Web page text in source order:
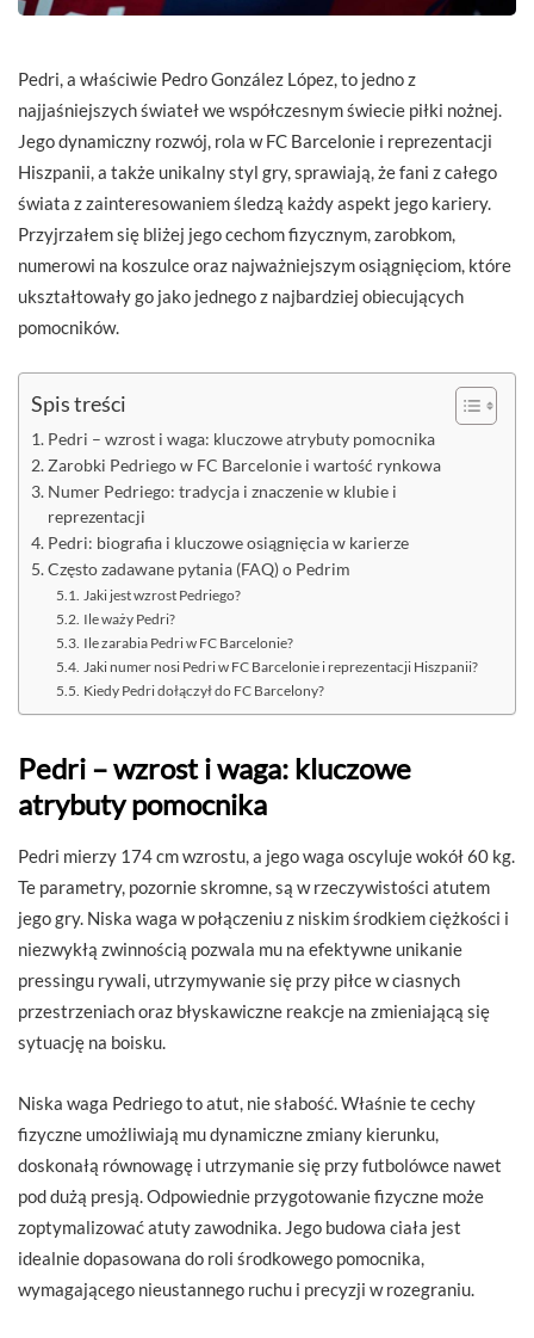
Pedri, a właściwie Pedro González López, to jedno z
najjaśniejszych świateł we współczesnym świecie piłki nożnej.
Jego dynamiczny rozwój, rola w FC Barcelonie i reprezentacji
Hiszpanii, a także unikalny styl gry, sprawiają, że fani z całego
świata z zainteresowaniem śledzą każdy aspekt jego kariery.
Przyjrzałem się bliżej jego cechom fizycznym, zarobkom,
numerowi na koszulce oraz najważniejszym osiągnięciom, które
ukształtowały go jako jednego z najbardziej obiecujących
pomocników.
Spis treści
Pedri – wzrost i waga: kluczowe atrybuty pomocnika
Zarobki Pedriego w FC Barcelonie i wartość rynkowa
Numer Pedriego: tradycja i znaczenie w klubie i
reprezentacji
Pedri: biografia i kluczowe osiągnięcia w karierze
Często zadawane pytania (FAQ) o Pedrim
Jaki jest wzrost Pedriego?
Ile waży Pedri?
Ile zarabia Pedri w FC Barcelonie?
Jaki numer nosi Pedri w FC Barcelonie i reprezentacji Hiszpanii?
Kiedy Pedri dołączył do FC Barcelony?
Pedri – wzrost i waga: kluczowe
atrybuty pomocnika
Pedri mierzy 174 cm wzrostu, a jego waga oscyluje wokół 60 kg.
Te parametry, pozornie skromne, są w rzeczywistości atutem
jego gry. Niska waga w połączeniu z niskim środkiem ciężkości i
niezwykłą zwinnością pozwala mu na efektywne unikanie
pressingu rywali, utrzymywanie się przy piłce w ciasnych
przestrzeniach oraz błyskawiczne reakcje na zmieniającą się
sytuację na boisku.
Niska waga Pedriego to atut, nie słabość. Właśnie te cechy
fizyczne umożliwiają mu dynamiczne zmiany kierunku,
doskonałą równowagę i utrzymanie się przy futbolówce nawet
pod dużą presją. Odpowiednie przygotowanie fizyczne może
zoptymalizować atuty zawodnika. Jego budowa ciała jest
idealnie dopasowana do roli środkowego pomocnika,
wymagającego nieustannego ruchu i precyzji w rozegraniu.